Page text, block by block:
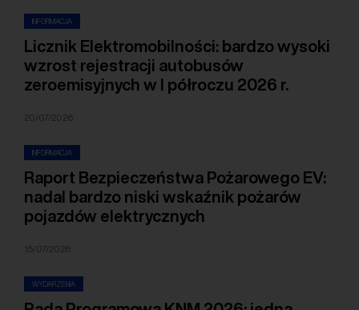
INFORMACJA
Licznik Elektromobilności: bardzo wysoki
wzrost rejestracji autobusów
zeroemisyjnych w I półroczu 2026 r.
20/07/2026
INFORMACJA
Raport Bezpieczeństwa Pożarowego EV:
nadal bardzo niski wskaźnik pożarów
pojazdów elektrycznych
15/07/2026
WYDARZENIA